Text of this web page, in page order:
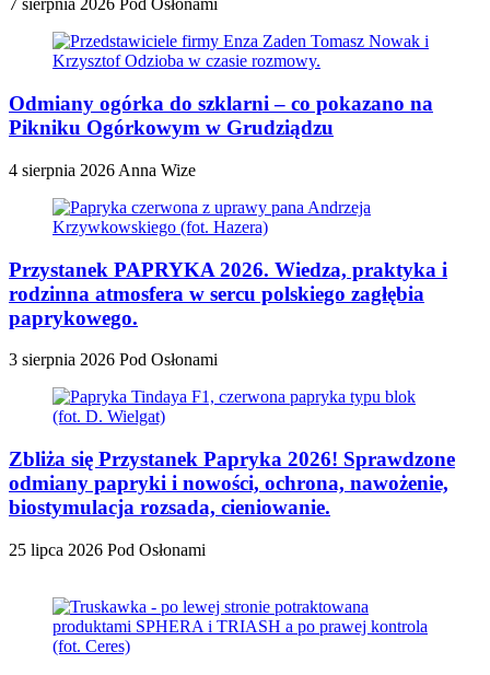
7 sierpnia 2026 Pod Osłonami
Odmiany ogórka do szklarni – co pokazano na
Pikniku Ogórkowym w Grudziądzu
4 sierpnia 2026 Anna Wize
Przystanek PAPRYKA 2026. Wiedza, praktyka i
rodzinna atmosfera w sercu polskiego zagłębia
paprykowego.
3 sierpnia 2026 Pod Osłonami
Zbliża się Przystanek Papryka 2026! Sprawdzone
odmiany papryki i nowości, ochrona, nawożenie,
biostymulacja rozsada, cieniowanie.
25 lipca 2026 Pod Osłonami